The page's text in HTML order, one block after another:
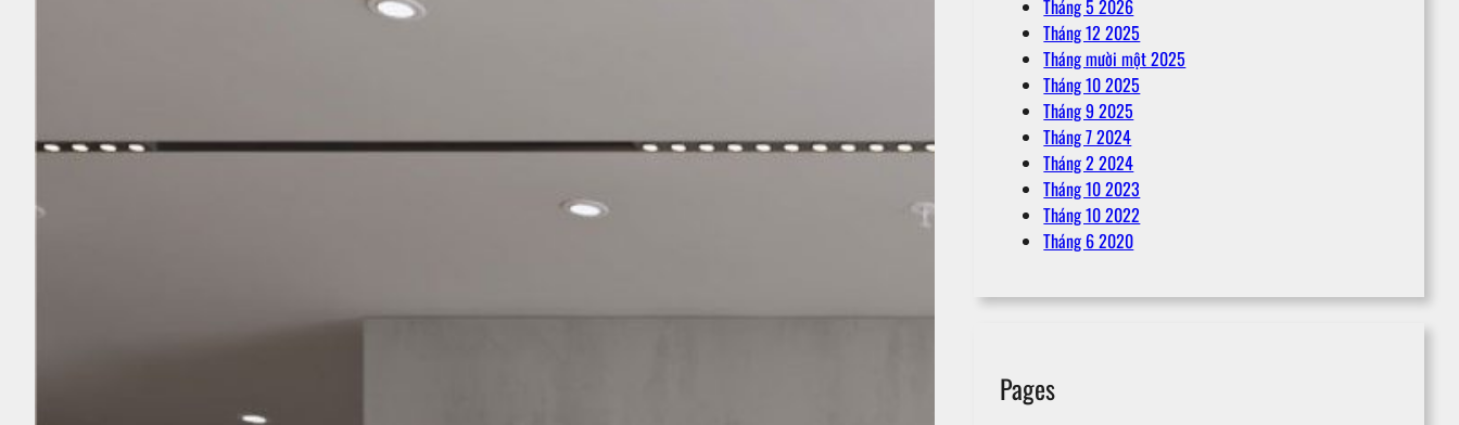
Tháng 5 2026
Tháng 12 2025
Tháng mười một 2025
Tháng 10 2025
Tháng 9 2025
Tháng 7 2024
Tháng 2 2024
Tháng 10 2023
Tháng 10 2022
Tháng 6 2020
Pages